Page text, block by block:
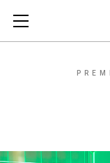
메뉴열기